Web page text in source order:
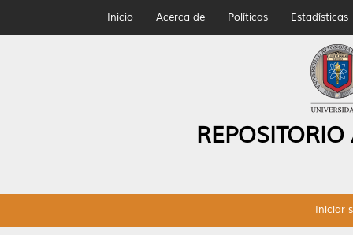
Inicio Acerca de Políticas Estadísticas
Iniciar